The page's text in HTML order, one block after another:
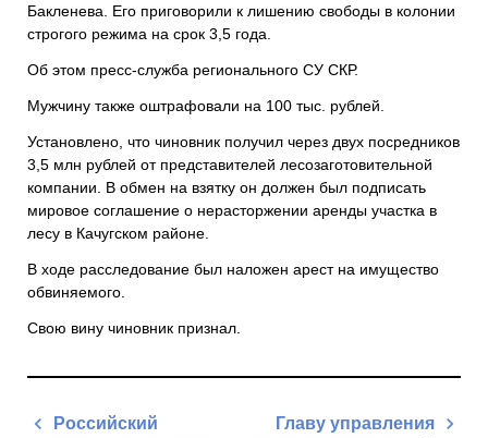
Бакленева . Его приговорили к лишению свободы в колонии
строгого режима на срок 3,5 года.
Об этом пресс-служба регионального СУ СКР.
Мужчину также оштрафовали на 100 тыс. рублей.
Установлено, что чиновник получил через двух посредников
3,5 млн рублей от представителей лесозаготовительной
компании. В обмен на взятку он должен был подписать
мировое соглашение о нерасторжении аренды участка в
лесу в Качугском районе
В ходе расследование был наложен арест на имущество
обвиняемого.
Свою вину чиновник признал.
Навигация
Российский
Главу управления